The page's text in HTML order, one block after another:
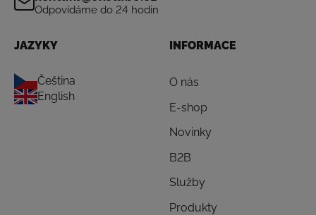
Odpovídáme do 24 hodin
JAZYKY
Čeština
English
INFORMACE
O nás
E-shop
Novinky
B2B
Služby
Produkty